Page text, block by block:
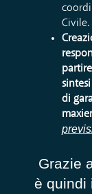
Civile.
sintesi
di
maxi
Grazie
è quindi